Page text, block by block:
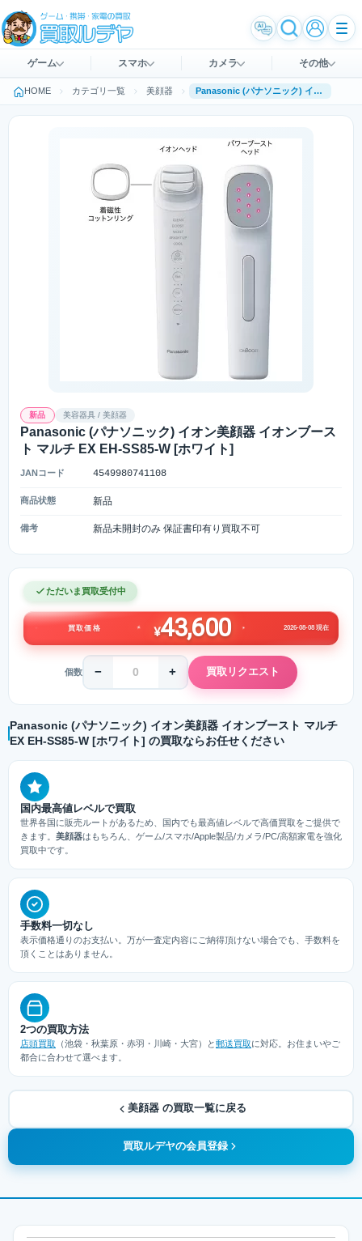
ゲーム スマホ カメラ その他
HOME カテゴリ一覧 美顔器 Panasonic (パナソニック) イオン美顔器 イオンブースト マルチ EX EH-SS85-W [ホワイト]
新品 美容器具 / 美顔器
Panasonic (パナソニック) イオン美顔器 イオンブース
ト マルチ EX EH-SS85-W [ホワイト]
JANコード 4549980741108
商品状態 新品
備考 新品未開封のみ 保証書印有り買取不可
ただいま買取受付中
買取価格 ¥43,600 2026-08-08 現在
個数 − + 買取リクエスト
Panasonic (パナソニック) イオン美顔器 イオンブースト マルチ
EX EH-SS85-W [ホワイト] の買取ならお任せください
国内最高値レベルで買取
世界各国に販売ルートがあるため、国内でも最高値レベルで高価買取をご提供で
きます。 美顔器はもちろん、ゲーム/スマホ/Apple製品/カメラ/PC/高額家電を強化
買取中です。
手数料一切なし
表示価格通りのお支払い。万が一査定内容にご納得頂けない場合でも、手数料を
頂くことはありません。
2つの買取方法
店頭買取 （池袋・秋葉原・赤羽・川崎・大宮）と郵送買取に対応。お住まいやご
都合に合わせて選べます。
美顔器 の買取一覧に戻る
買取ルデヤの会員登録